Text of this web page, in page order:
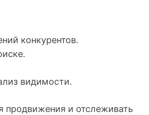
конкурентов.
видимости.
продвижения и отслеживать